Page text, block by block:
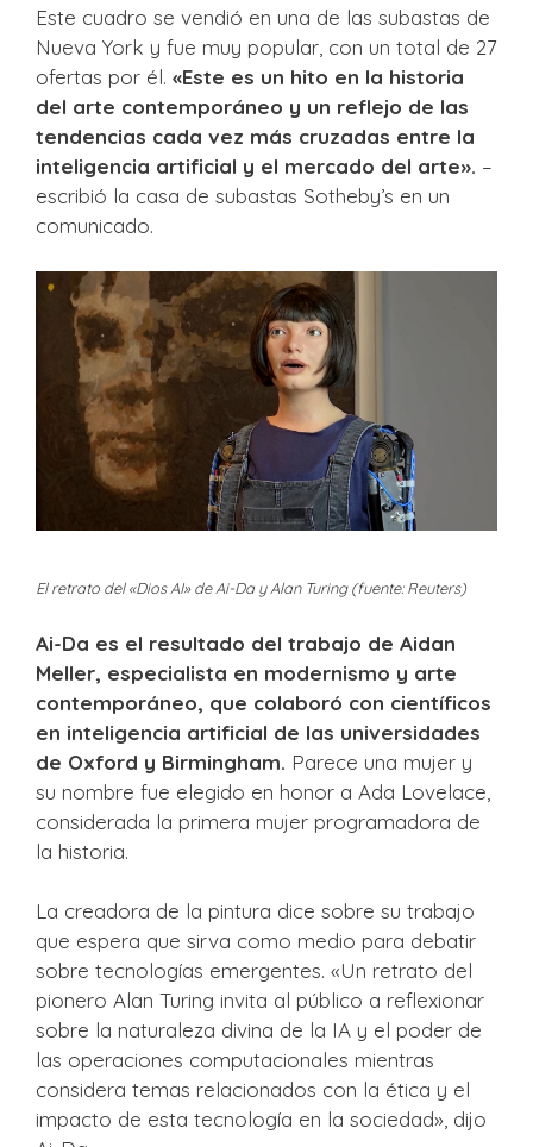
Este cuadro se vendió en una de las subastas de
Nueva York y fue muy popular, con un total de 27
ofertas por él. «Este es un hito en la historia
del arte contemporáneo y un reflejo de las
tendencias cada vez más cruzadas entre la
inteligencia artificial y el mercado del arte». –
escribió la casa de subastas Sotheby’s en un
comunicado.
El retrato del «Dios AI» de Ai-Da y Alan Turing (fuente: Reuters)
Ai-Da es el resultado del trabajo de Aidan
Meller, especialista en modernismo y arte
contemporáneo, que colaboró ​​con científicos
en inteligencia artificial de las universidades
de Oxford y Birmingham. Parece una mujer y
su nombre fue elegido en honor a Ada Lovelace,
considerada la primera mujer programadora de
la historia.
La creadora de la pintura dice sobre su trabajo
que espera que sirva como medio para debatir
sobre tecnologías emergentes. «Un retrato del
pionero Alan Turing invita al público a reflexionar
sobre la naturaleza divina de la IA y el poder de
las operaciones computacionales mientras
considera temas relacionados con la ética y el
impacto de esta tecnología en la sociedad», dijo